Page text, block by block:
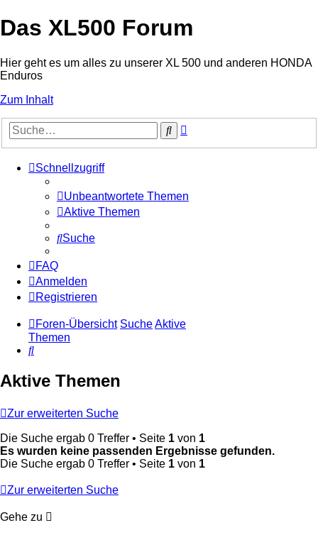
Das XL500 Forum
Hier geht es um alles zu unserer XL 500 und anderen HONDA
Enduros
Zum Inhalt
Suche
Schnellzugriff
Unbeantwortete Themen
Aktive Themen
Suche
FAQ
Anmelden
Registrieren
Foren-Übersicht SucheAktive
Themen
Suche
Aktive Themen
Zur erweiterten Suche
Die Suche ergab 0 Treffer • Seite 1 von 1
Es wurden keine passenden Ergebnisse gefunden.
Die Suche ergab 0 Treffer • Seite 1 von 1
Zur erweiterten Suche
Gehe zu